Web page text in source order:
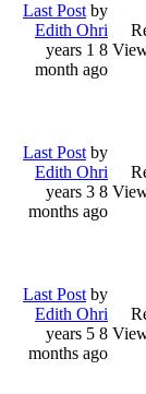
Last Post by
Edith Ohri
8 years 1
month ago
Last Post by
Edith Ohri
8 years 3
months ago
Last Post by
Edith Ohri
8 years 5
months ago